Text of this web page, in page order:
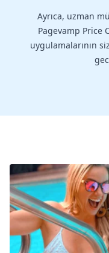
Ayrıca, uzman
Pagevamp Price
uygulamalarının